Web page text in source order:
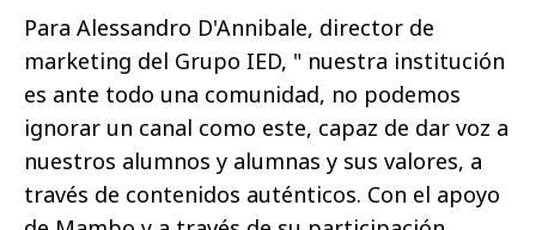
Para Alessandro D'Annibale, director de
marketing del Grupo IED, " nuestra institución
es ante todo una comunidad, no podemos
ignorar un canal como este, capaz de dar voz a
nuestros alumnos y alumnas y sus valores, a
través de contenidos auténticos. Con el apoyo